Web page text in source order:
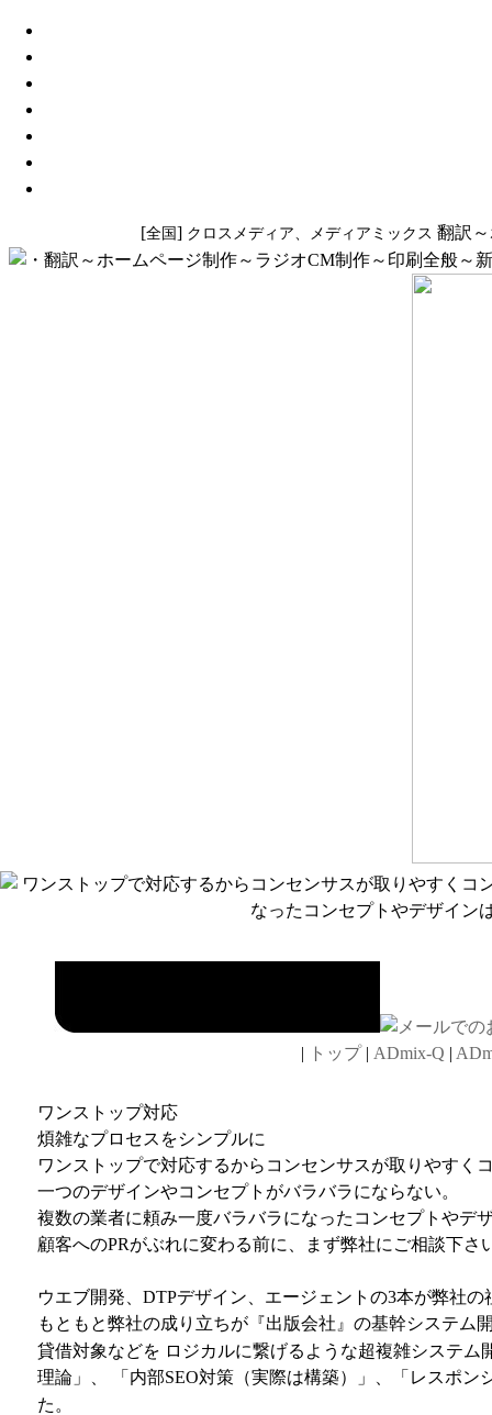
[全国 ] クロスメディア、メディアミックス 翻訳
| トップ| ADmix-Q |
ワンストップ対応
煩雑なプロセスをシンプルに
ワンストップで対応するからコンセンサスが取りやすく
一つのデザインやコンセプトがバラバラにならない。
複数の業者に頼み一度バラバラになったコンセプトやデ
顧客へのPRがぶれに変わる前に、まず弊社にご相談下さ
ウエブ開発、DTPデザイン、エージェントの3本が弊社の
もともと弊社の成り立ちが『出版会社』の基幹システム
貸借対象などを ロジカルに繋げるような超複雑システ
理論」、 「内部SEO対策（実際は構築）」、「レスポ
た。